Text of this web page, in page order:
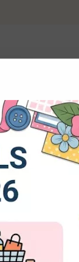
avis !
nos
non
Vous
à droite